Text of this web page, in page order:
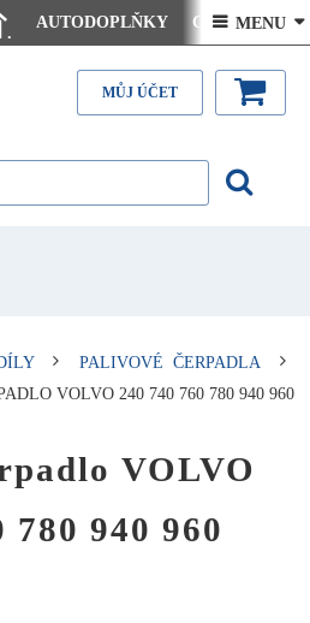
.
AUTODOPLŇKY Ceny doručení
Články - návody Kontakt
 MENU 
MŮJ ÚČET
PALIVOVÉ ČERPADLA
VOLVO 240 740 760 780 940 960
VOLVO
780 940 960